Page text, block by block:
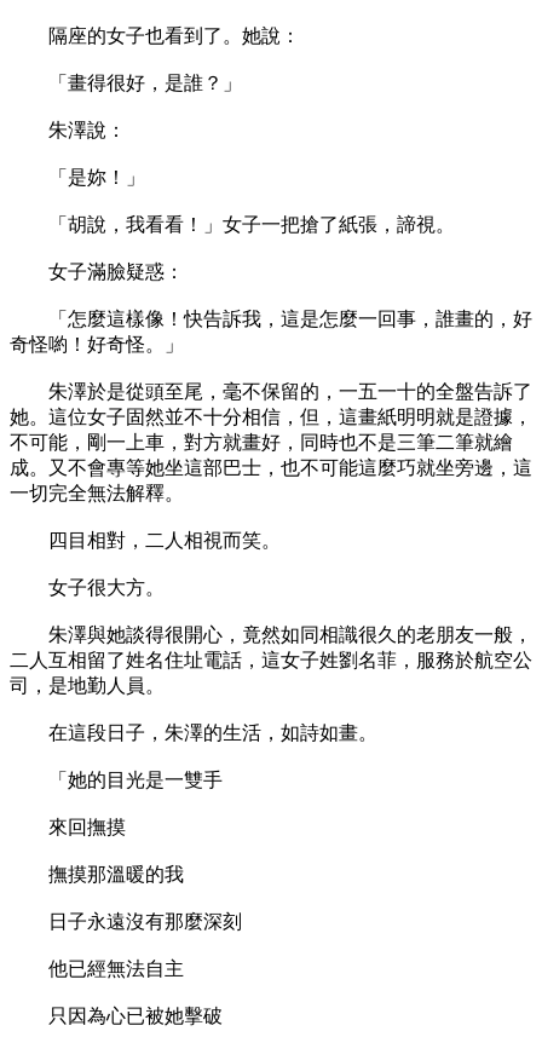
隔座的女子也看到了。她說：
「畫得很好，是誰？」
朱澤說：
「是妳！」
「胡說，我看看！」女子一把搶了紙張，諦視。
女子滿臉疑惑：
「怎麼這樣像！快告訴我，這是怎麼一回事，誰畫的，好
奇怪喲！好奇怪。」
朱澤於是從頭至尾，毫不保留的，一五一十的全盤告訴了
她。這位女子固然並不十分相信，但，這畫紙明明就是證據，
不可能，剛一上車，對方就畫好，同時也不是三筆二筆就繪
成。又不會專等她坐這部巴士，也不可能這麼巧就坐旁邊，這
一切完全無法解釋。
四目相對，二人相視而笑。
女子很大方。
朱澤與她談得很開心，竟然如同相識很久的老朋友一般，
二人互相留了姓名住址電話，這女子姓劉名菲，服務於航空公
司，是地勤人員。
在這段日子，朱澤的生活，如詩如畫。
「她的目光是一雙手
來回撫摸
撫摸那溫暖的我
日子永遠沒有那麼深刻
他已經無法自主
只因為心已被她擊破